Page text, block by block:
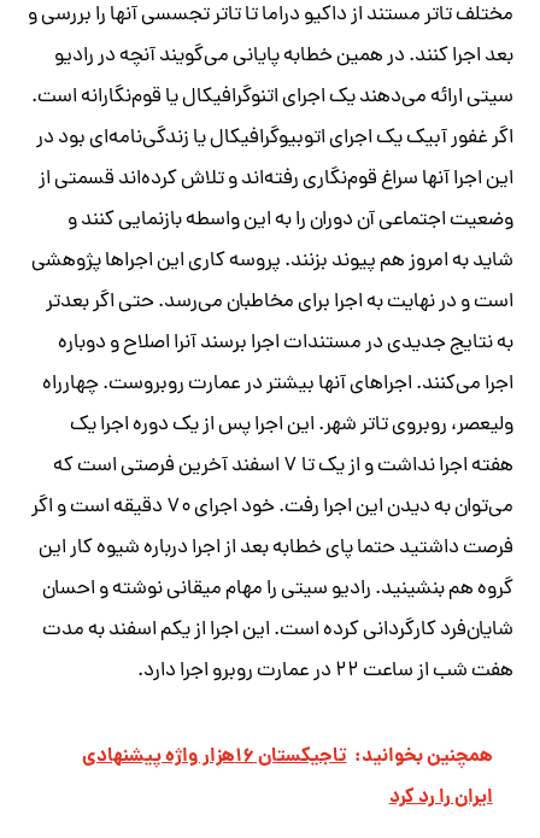
مختلف تاتر مستند از داکیو دراما تا تاتر تجسسی آنها را بررسی و
بعد اجرا کنند. در همین خطابه پایانی می‌گویند آنچه در رادیو
سیتی ارائه می‌دهند یک اجرای اتنوگرافیکال یا قوم‌نگارانه است.
اگر غفور آبیک یک اجرای اتوبیوگرافیکال یا زندگی‌نامه‌ای بود در
این اجرا آنها سراغ قوم‌نگاری رفته‌اند و تلاش کرده‌اند قسمتی از
وضعیت اجتماعی آن دوران را به این واسطه بازنمایی کنند و
شاید به امروز هم پیوند بزنند. پروسه کاری این اجراها پژوهشی
است و در نهایت به اجرا برای مخاطبان می‌رسد. حتی اگر بعدتر
به نتایج جدیدی در مستندات اجرا برسند آنرا اصلاح و دوباره
اجرا می‌کنند. اجراهای آنها بیشتر در عمارت روبروست. چهارراه
ولیعصر، روبروی تاتر شهر. این اجرا پس از یک دوره اجرا یک
هفته اجرا نداشت و از یک تا ۷ اسفند آخرین فرصتی است که
می‌توان به دیدن این اجرا رفت. خود اجرای ۷۰ دقیقه است و اگر
فرصت داشتید حتما پای خطابه بعد از اجرا درباره شیوه کار این
گروه هم بنشینید. رادیو سیتی را مهام میقانی نوشته و احسان
شایان‌فرد کارگردانی کرده است. این اجرا از یکم اسفند به مدت
هفت شب از ساعت ۲۲ در عمارت روبرو اجرا دارد.
همچنین بخوانید:
تاجیکستان ۱۶هزار واژه پیشنهادی
ایران را رد کرد